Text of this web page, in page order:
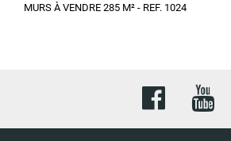
MURS À VENDRE 285 M² - REF. 1024